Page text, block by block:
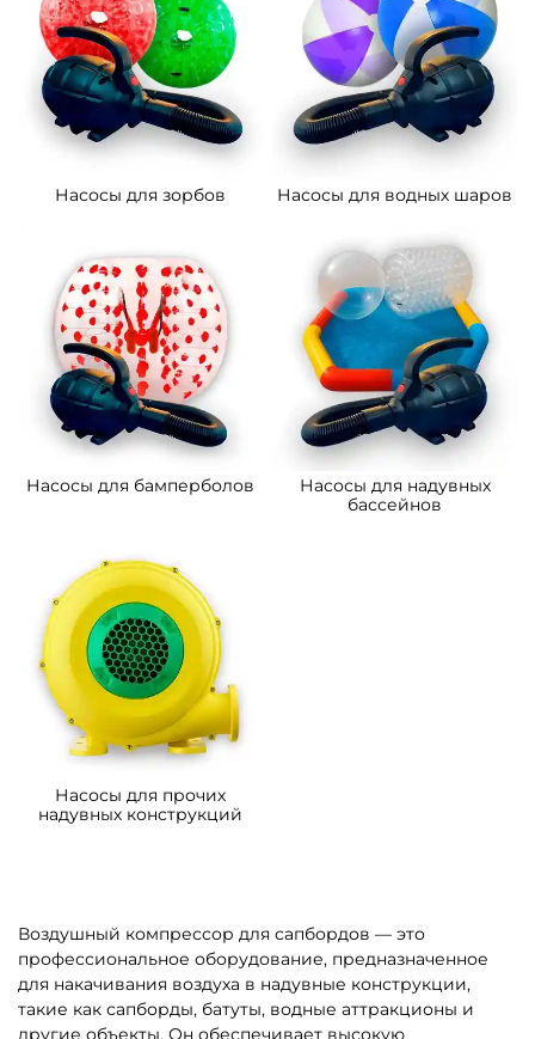
Насосы для зорбов Насосы для водных шаров
Насосы для бамперболов
Насосы для надувных
бассейнов
Насосы для прочих
надувных конструкций
Воздушный компрессор для сапбордов — это
профессиональное оборудование, предназначенное
для накачивания воздуха в надувные конструкции,
такие как сапборды, батуты, водные аттракционы и
другие объекты. Он обеспечивает высокую